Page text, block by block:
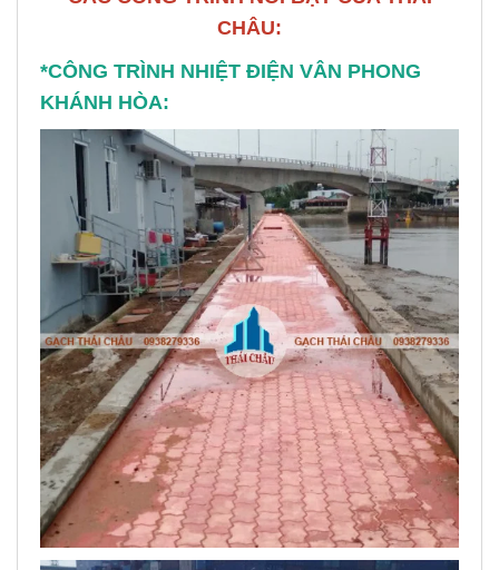
CHÂU:
*CÔNG TRÌNH NHIỆT ĐIỆN VÂN PHONG
KHÁNH HÒA: